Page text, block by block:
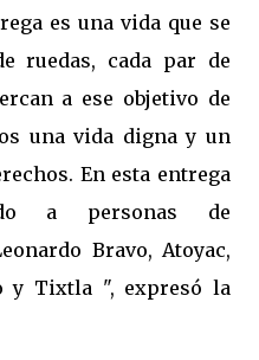
es una vida que se
ruedas, cada par de
a ese objetivo de
una vida digna y un
En esta entrega
a personas de
Bravo, Atoyac,
y Tixtla ", expresó la